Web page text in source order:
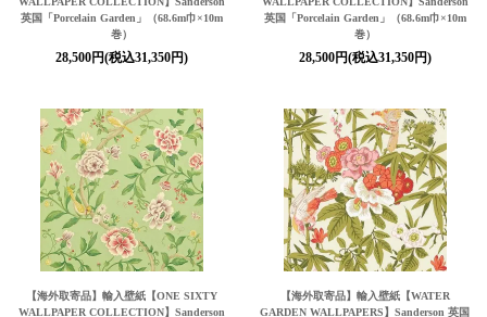
英国「Porcelain Garden」（68.6m巾×10m
巻）
28,500円(税込31,350円)
英国「Porcelain Garden」（68.6m巾×10m
巻）
28,500円(税込31,350円)
【海外取寄品】輸入壁紙【ONE SIXTY
WALLPAPER COLLECTION】Sanderson
【海外取寄品】輸入壁紙【WATER
GARDEN WALLPAPERS】Sanderson 英国